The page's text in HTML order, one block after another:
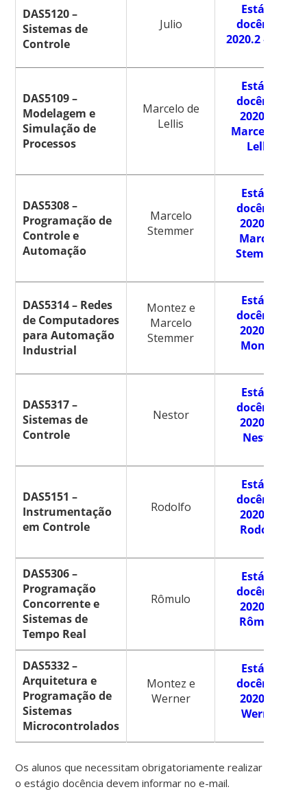
DAS5120 –
Sistemas de
Controle
Julio
Estágio
docência
2020.2 – Julio
DAS5109 –
Modelagem e
Simulação de
Processos
Marcelo de
Lellis
Estágio
docência
2020.2 –
Marcelo de
Lellis
DAS5308 –
Programação de
Controle e
Automação
Marcelo
Stemmer
Estágio
docência
2020.2 –
Marcelo
Stemmer
DAS5314 – Redes
de Computadores
para Automação
Industrial
Montez e
Marcelo
Stemmer
Estágio
docência
2020.2 –
Montez
DAS5317 –
Sistemas de
Controle
Nestor
Estágio
docência
2020.2 –
Nestor
DAS5151 –
Instrumentação
em Controle
Rodolfo
Estágio
docência
2020.2 –
Rodolfo
DAS5306 –
Programação
Concorrente e
Sistemas de
Tempo Real
Rômulo
Estágio
docência
2020.2 –
Rômulo
DAS5332 –
Arquitetura e
Programação de
Sistemas
Microcontrolados
Montez e
Werner
Estágio
docência
2020.2 –
Werner
Os alunos que necessitam obrigatoriamente realizar
o estágio docência devem informar no e-mail.